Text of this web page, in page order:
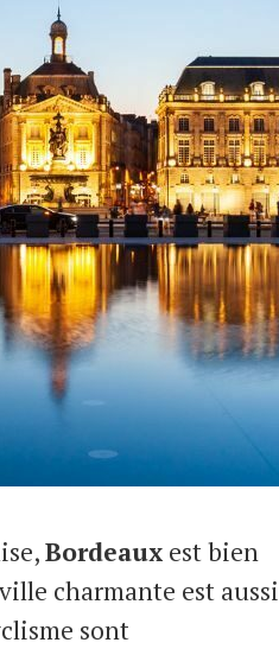
Bordeaux est bien
charmante est aussi
sont